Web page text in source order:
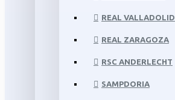
REAL VALLADOLID
REAL ZARAGOZA
RSC ANDERLECHT
SAMPDORIA